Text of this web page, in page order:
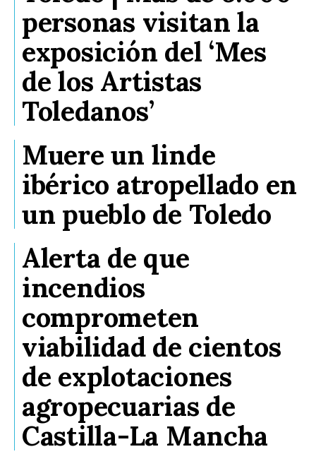
personas visitan la
exposición del ‘Mes
de los Artistas
Toledanos’
Muere un linde
ibérico atropellado en
un pueblo de Toledo
Alerta de que
incendios
comprometen
viabilidad de cientos
de explotaciones
agropecuarias de
Castilla-La Mancha